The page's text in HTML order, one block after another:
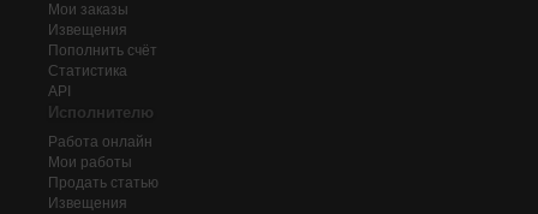
Мои заказы
Извещения
Пополнить счёт
Статистика
API
Исполнителю
Работа онлайн
Мои работы
Продать статью
Извещения